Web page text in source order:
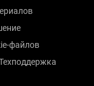
файлов